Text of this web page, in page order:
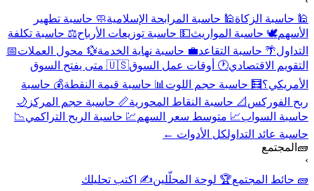
🕌 حاسبة الزكاة🕌 حاسبة المرابحة الإسلامية🧼 حاسبة تطهير
الأسهم🕊️ حاسبة المواريث💵 حاسبة توزيعات الأرباح⚖️ حاسبة تكلفة
التداول 🌴 حاسبة التقاعد💼 حاسبة نهاية الخدمة💱 محول العملات📅
التقويم الاقتصادي🕐 أوقات عمل السوق
🇺🇸 متى يفتح السوق
الأمريكي؟🧮 حاسبة حجم اللوت📊 حاسبة قيمة النقطة💰 حاسبة
ربح الفوركس 📐 حاسبة النقاط المحورية📏 حاسبة حجم المركز 🌙
حاسبة السواب📈 متوسط سعر السهم💹 حاسبة الربح التراكمي 📉
حاسبة عائد التداولكل الأدوات ←
🧱المجتمع
🧱 حائط المجتمع🏆 لوحة المحلّلين✍️ اكتب تحليلك